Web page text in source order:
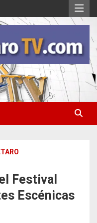
Festival
Escénicas